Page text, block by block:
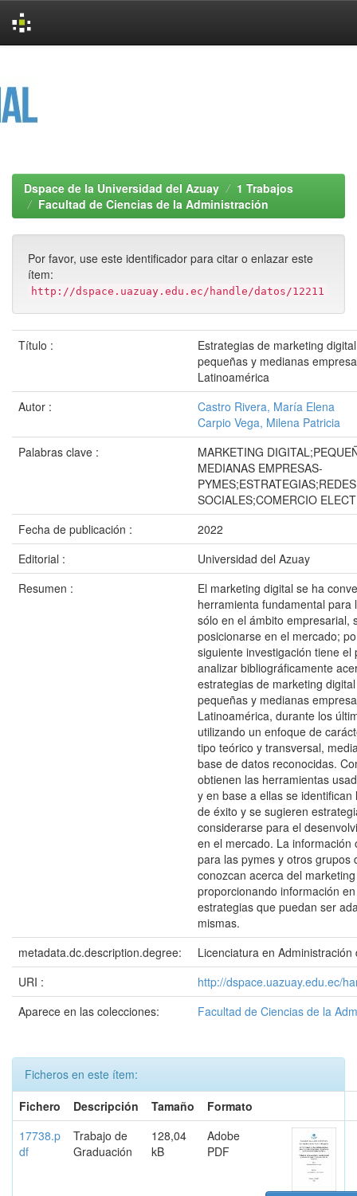
Dspace de la Universidad del Azuay
1 Trabajos
Facultad de Ciencias de la Administración
Por favor, use este identificador para citar o enlazar este
ítem:
http://dspace.uazuay.edu.ec/handle/datos/12211
Título :
Estrategias de marketing
pequeñas y medianas
Latinoamérica
Autor :
Castro Rivera, María Elena
Carpio Vega, Milena Patricia
Palabras clave :
MARKETING
MEDIANAS EMPRESAS-
PYMES;ESTRATEGIAS;REDES
SOCIALES;COMERCIO
Fecha de publicación :
2022
Editorial :
Universidad del Azuay
Resumen :
El marketing digital se ha
herramienta fundamental para
sólo en el ámbito empresarial,
posicionarse en el mercado;
siguiente investigación tiene el
analizar bibliográficamente
estrategias de marketing
pequeñas y medianas
Latinoamérica, durante los
utilizando un enfoque de
tipo teórico y transversal,
base de datos reconocidas.
obtienen las herramientas
y en base a ellas se identifican
de éxito y se sugieren
considerarse para el
en el mercado. La información
para las pymes y otros grupos
conozcan acerca del
proporcionando información
estrategias que puedan ser
mismas.
metadata.dc.description.degree:
Licenciatura en Administración
URI :
http://dspace.uazuay.edu.ec/
Aparece en las colecciones:
Facultad de Ciencias de la
Ficheros en este ítem:
Fichero
Descripción Tamaño
Formato
17738.p
df
Trabajo de
Graduación
128,04
kB
Adobe
PDF